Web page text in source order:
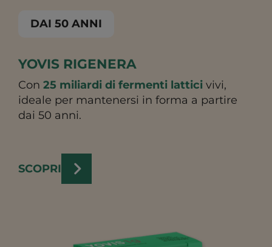
DAI 50 ANNI
YOVIS RIGENERA
Con 25 miliardi di fermenti lattici vivi,
ideale per mantenersi in forma a partire
dai 50 anni.
SCOPRI